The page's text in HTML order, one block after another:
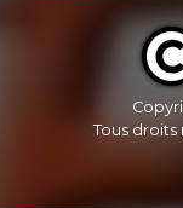
Tous droits